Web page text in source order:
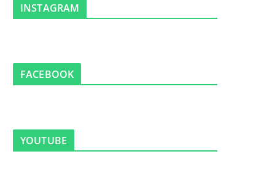
INSTAGRAM
FACEBOOK
YOUTUBE